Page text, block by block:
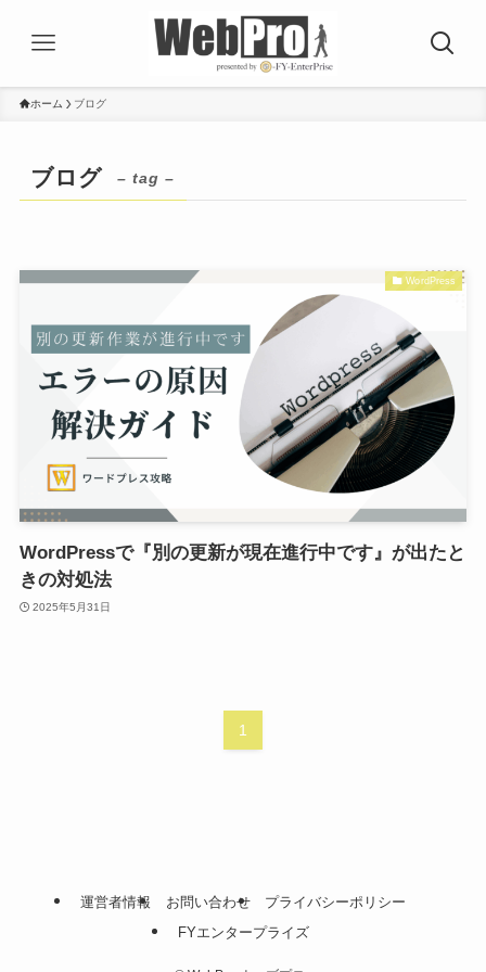
ホーム ブログ
ブログ – tag –
WordPress
WordPressで『別の更新が現在進行中です』が出たと
きの対処法
2025年5月31日
1
運営者情報 お問い合わせ
プライバシーポリシー
FYエンタープライズ